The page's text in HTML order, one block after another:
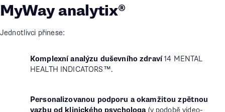
MyWay analytix®
Jednotlivci přinese:
Komplexní analýzu duševního zdraví14 MENTAL
HEALTH INDICATORS™.
Personalizovanou podporu a okamžitou zpětnou
(v podobě video-